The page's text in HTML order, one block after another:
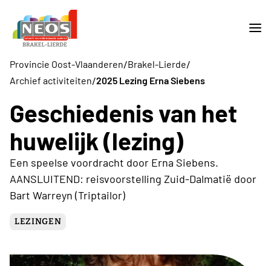
Provincie Oost-Vlaanderen/Brakel-Lierde/
Archief activiteiten/2025 Lezing Erna Siebens
Geschiedenis van het
huwelijk (lezing)
Een speelse voordracht door Erna Siebens.
AANSLUITEND: reisvoorstelling Zuid-Dalmatië door
Bart Warreyn (Triptailor)
LEZINGEN